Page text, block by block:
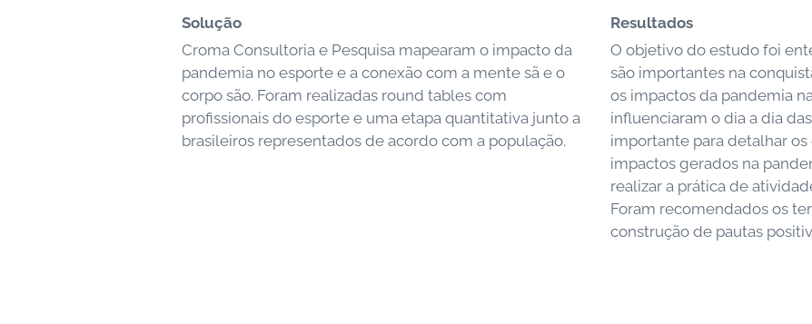
Solução
Croma Consultoria e Pesquisa mapearam o impacto da
pandemia no esporte e a conexão com a mente sã e o
corpo são. Foram realizadas round tables com
profissionais do esporte e uma etapa quantitativa junto a
brasileiros representados de acordo com a população.
Resultados
O objetivo do estudo foi
são importantes na
os impactos da pandemia
influenciaram o dia a dia
importante para detalhar
impactos gerados na
realizar a prática de
Foram recomendados os
construção de pautas